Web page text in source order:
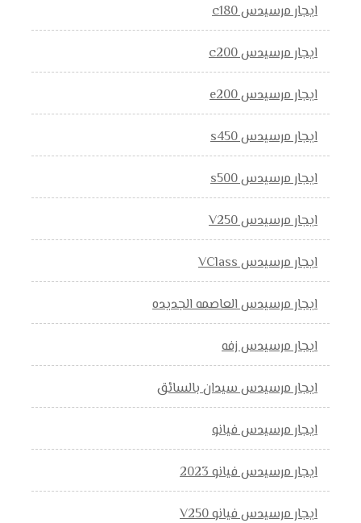
ايجار مرسيدس c180
ايجار مرسيدس c200
ايجار مرسيدس e200
ايجار مرسيدس s450
ايجار مرسيدس s500
ايجار مرسيدس V250
ايجار مرسيدس VClass
ايجار مرسيدس العاصمه الجديده
ايجار مرسيدس زفه
ايجار مرسيدس سيدان بالسائق
ايجار مرسيدس فيانو
ايجار مرسيدس فيانو 2023
ايجار مرسيدس فيانو V250